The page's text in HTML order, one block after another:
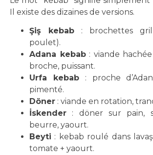
Il existe des dizaines de versions.
Şiş kebab : brochettes
poulet).
Adana kebab: viande
broche, puissant.
Urfa kebab: proche
pimenté.
Döner : viande en rotation,
İskender : döner sur pain,
beurre, yaourt.
Beyti : kebab roulé dans
tomate + yaourt.